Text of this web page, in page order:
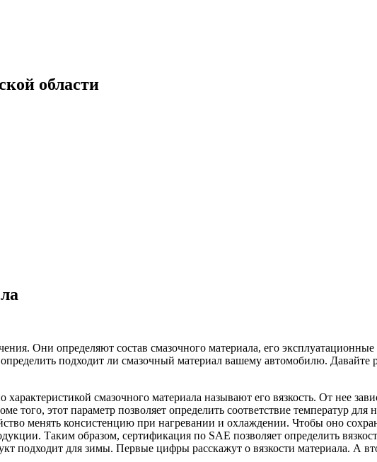
области
Они определяют состав смазочного материала, его
подходит ли смазочный материал вашему автомобилю. Давайте
смазочного материала называют его вязкость. От нее
того, этот параметр позволяет определить соответствие температур
менять консистенцию при нагревании и охлаждении. Чтобы оно
Таким образом, сертификация по SAE позволяет определить
подходит для зимы. Первые цифры расскажут о вязкости материала. А